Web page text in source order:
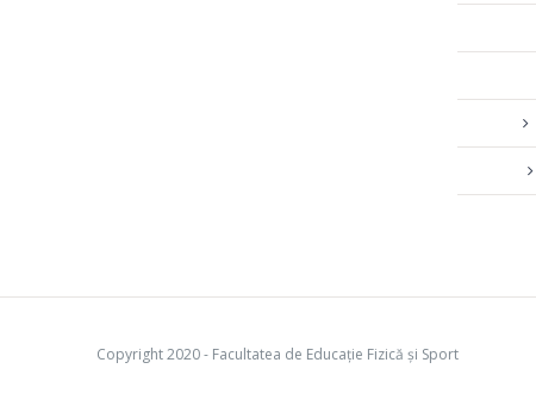
Copyright 2020 - Facultatea de Educație Fizică și Sport